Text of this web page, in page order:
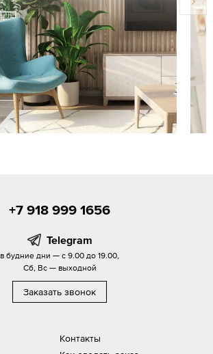
Контакты
+7 918 999 1656
Telegram
в будние дни — с 9.00 до 19.00,
Сб, Вс — выходной
Заказать звонок